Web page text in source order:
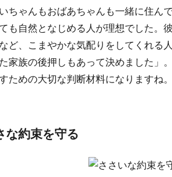
ちゃんもおばあちゃんも一緒に住ん
も自然となじめる人が理想でした。
ど、こまやかな気配りをしてくれる
家族の後押しもあって決めました」
ための大切な判断材料になりますね。
な約束を守る